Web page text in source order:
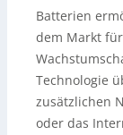
Batterien
dem Markt
Technologie
zusätzlichen
oder das